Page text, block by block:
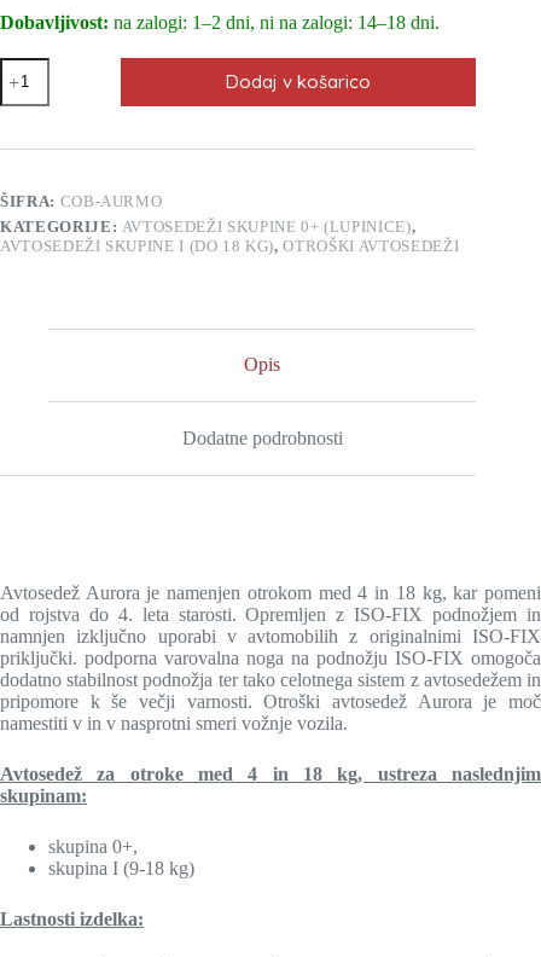
Dobavljivost: na zalogi: 1–2 dni, ni na zalogi: 14–18 dni.
Avtosedež
CoTo
Baby
ISO-
moder
0–
18
kg
Dodaj v košarico
ŠIFRA: COB-AURMO
KATEGORIJE: AVTOSEDEŽI SKUPINE 0+ (LUPINICE),
AVTOSEDEŽI SKUPINE I (DO 18 KG),OTROŠKI AVTOSEDEŽI
Opis
Dodatne podrobnosti
Avtosedež Aurora je namenjen otrokom med 4 in 18 kg, kar pomeni
od rojstva do 4. leta starosti. Opremljen z ISO-FIX podnožjem in
namnjen izključno uporabi v avtomobilih z originalnimi ISO-FIX
priključki. podporna varovalna noga na podnožju ISO-FIX omogoča
dodatno stabilnost podnožja ter tako celotnega sistem z avtosedežem in
pripomore k še večji varnosti. Otroški avtosedež Aurora je moč
namestiti v in v nasprotni smeri vožnje vozila.
Avtosedež za otroke med 4 in 18 kg, ustreza naslednjim
skupinam:
skupina 0+,
skupina I (9-18 kg)
Lastnosti izdelka: